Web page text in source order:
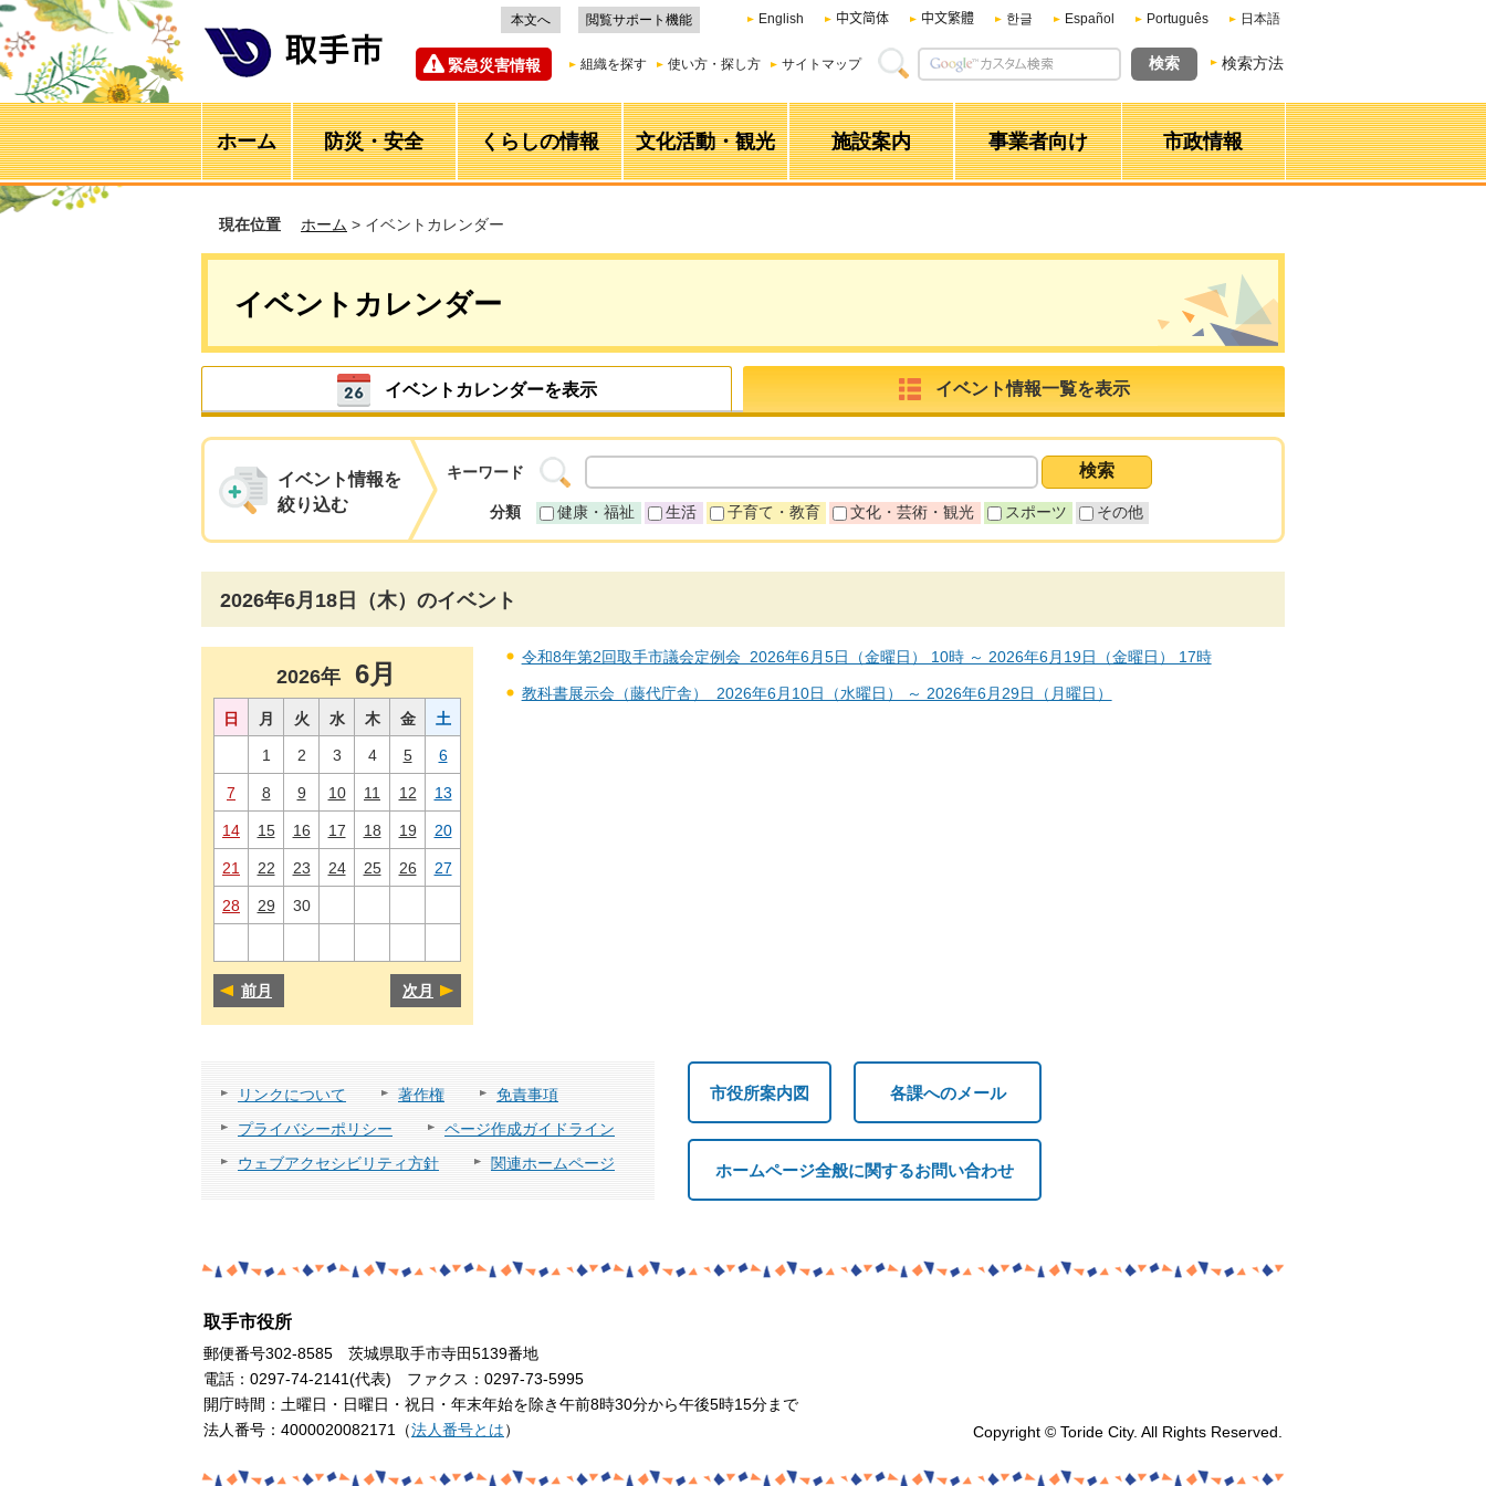
本文へ 閲覧サポート機能 English 中文简体 中文繁體 한글 Español Português 日本語
緊急災害情報 組織を探す 使い方・探し方 サイトマップ 検索方法
ホーム 防災・安全 くらしの情報 文化活動・観光 施設案内 事業者向け 市政情報
現在位置 ホーム > イベントカレンダー
イベントカレンダー
イベントカレンダーを表示 イベント情報一覧を表示
イベント情報を
絞り込む
キーワード
分類 健康・福祉 生活 子育て・教育 文化・芸術・観光 スポーツ その他
2026年6月18日（木）のイベント
2026年 6月
日 月 火 水 木 金 土
1 2 3 4 5 6
7 8 9 10 11 12 13
14 15 16 17 18 19 20
21 22 23 24 25 26 27
28 29 30
前月 次月
令和8年第2回取手市議会定例会 2026年6月5日（金曜日） 10時 ～ 2026年6月19日（金曜日） 17時
教科書展示会（藤代庁舎） 2026年6月10日（水曜日） ～ 2026年6月29日（月曜日）
リンクについて 著作権
免責事項
プライバシーポリシー
ページ作成ガイドライン
ウェブアクセシビリティ方針
関連ホームページ
市役所案内図 各課へのメール
ホームページ全般に関するお問い合わせ
取手市役所
郵便番号302-8585 茨城県取手市寺田5139番地
電話：0297-74-2141(代表) ファクス：0297-73-5995
開庁時間：土曜日・日曜日・祝日・年末年始を除き午前8時30分から午後5時15分まで
法人番号：4000020082171（法人番号とは） Copyright © Toride City. All Rights Reserved.